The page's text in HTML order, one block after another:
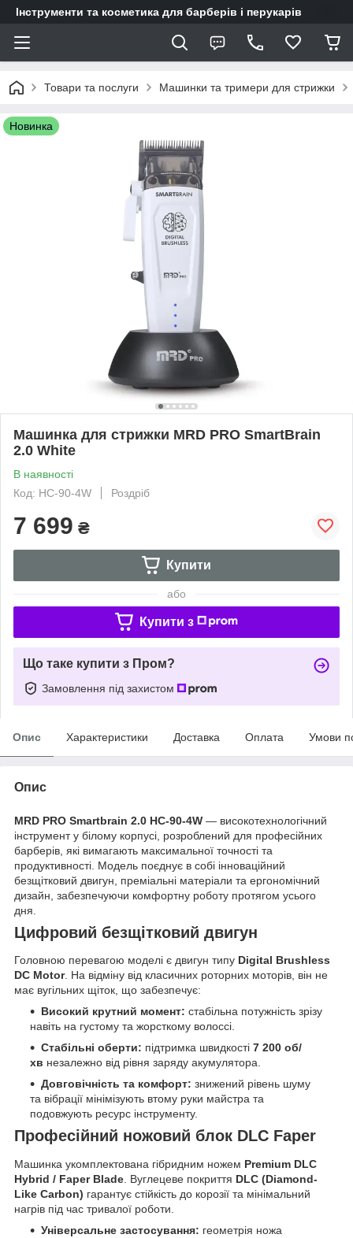
Інструменти та косметика для барберів і перукарів
Товари та послуги Машинки та тримери для стрижки
Новинка
Машинка для стрижки MRD PRO SmartBrain
2.0 White
В наявності
Код: HC-90-4W
Роздріб
7 699 ₴
Купити
або
Купити з
Що таке купити з Пром?
Замовлення під захистом
Опис Характеристики Доставка Оплата Умови
Опис
MRD PRO Smartbrain 2.0 HC-90-4W — високотехнологічний
інструмент у білому корпусі, розроблений для професійних
барберів, які вимагають максимальної точності та
продуктивності. Модель поєднує в собі інноваційний
безщітковий двигун, преміальні матеріали та ергономічний
дизайн, забезпечуючи комфортну роботу протягом усього
дня.
Цифровий безщітковий двигун
Головною перевагою моделі є двигун типу Digital Brushless
DC Motor. На відміну від класичних роторних моторів, він не
має вугільних щіток, що забезпечує:
Високий крутний момент: стабільна потужність зрізу
навіть на густому та жорсткому волоссі.
Стабільні оберти: підтримка швидкості 7 200 об/
хв незалежно від рівня заряду акумулятора.
Довговічність та комфорт: знижений рівень шуму
та вібрації мінімізують втому руки майстра та
подовжують ресурс інструменту.
Професійний ножовий блок DLC Faper
Машинка укомплектована гібридним ножем Premium DLC
Hybrid / Faper Blade . Вуглецеве покриття DLC (Diamond-
Like Carbon) гарантує стійкість до корозії та мінімальний
нагрів під час тривалої роботи.
Універсальне застосування: геометрія ножа